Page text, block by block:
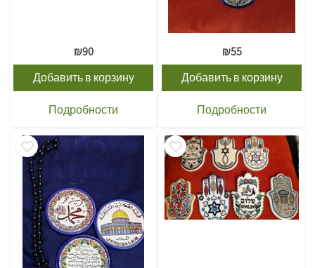
₪90
Добавить в корзину
Подробности
₪55
Добавить в корзину
Подробности